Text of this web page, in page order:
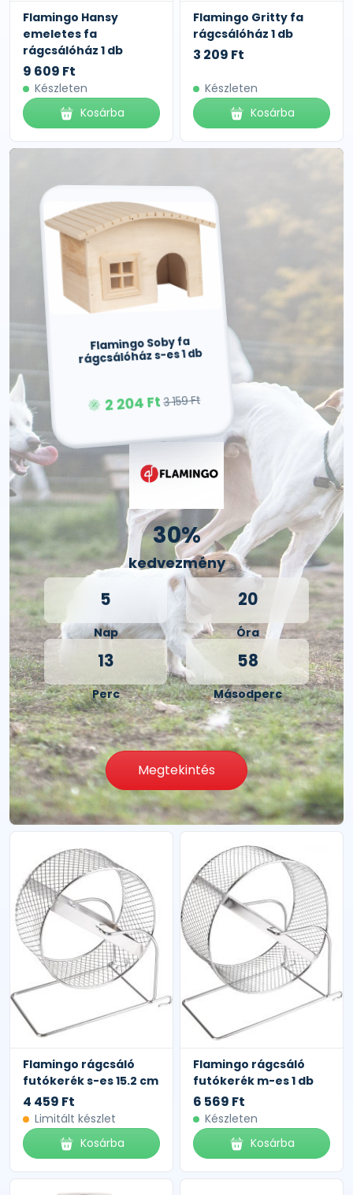
Flamingo Hansy
emeletes fa
rágcsálóház 1 db
9 609 Ft
Készleten
Kosárba
Flamingo Gritty fa
rágcsálóház 1 db
3 209 Ft
Készleten
Kosárba
Flamingo Soby fa
rágcsálóház s-es 1 db
2 204 Ft3 159 Ft
30%
kedvezmény
5
Nap
20
Óra
13
Perc
57
Másodperc
Megtekintés
Flamingo rágcsáló
futókerék s-es 15.2 cm
4 459 Ft
Limitált készlet
Kosárba
Flamingo rágcsáló
futókerék m-es 1 db
6 569 Ft
Készleten
Kosárba